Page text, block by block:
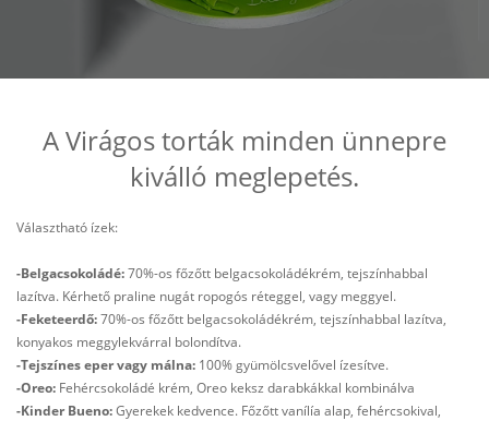
A Virágos torták minden ünnepre
kiválló meglepetés.
Választható ízek:
-Belgacsokoládé:70%-os főzőtt belgacsokoládékrém, tejszínhabbal
lazítva. Kérhető praline nugát ropogós réteggel, vagy meggyel.
-Feketeerdő:70%-os főzőtt belgacsokoládékrém, tejszínhabbal lazítva,
konyakos meggylekvárral bolondítva.
-Tejszínes eper vagy málna: 100% gyümölcsvelővel ízesítve.
-Oreo: Fehércsokoládé krém, Oreo keksz darabkákkal kombinálva
-Kinder Bueno:Gyerekek kedvence. Főzőtt vanílía alap, fehércsokival,